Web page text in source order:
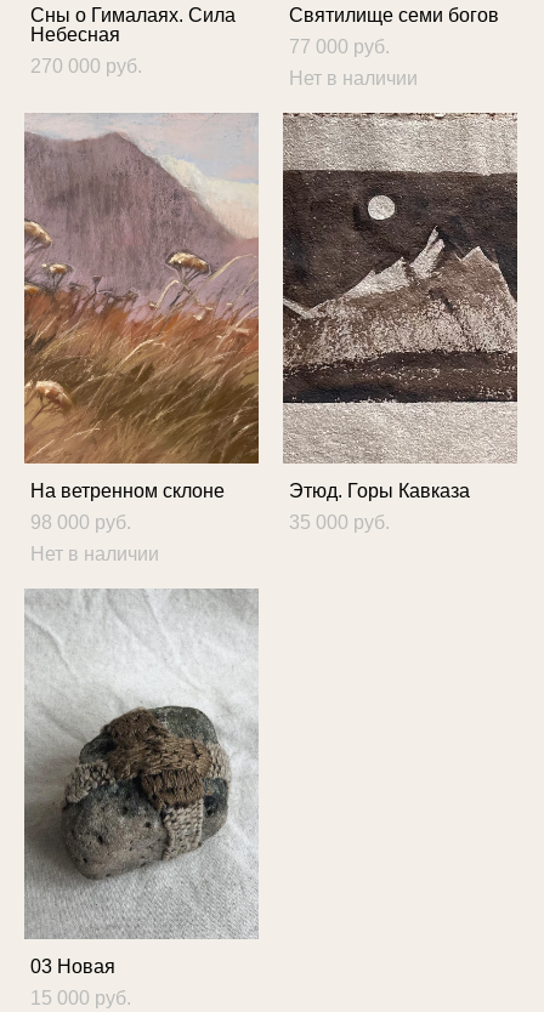
Сны о Гималаях. Сила
Небесная
270 000 pуб.
Святилище семи богов
77 000 pуб.
Нет в наличии
На ветренном склоне
98 000 pуб.
Нет в наличии
Этюд. Горы Кавказа
35 000 pуб.
03 Новая
15 000 pуб.